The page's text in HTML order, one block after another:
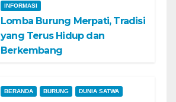
INFORMASI
Lomba Burung Merpati, Tradisi
yang Terus Hidup dan
Berkembang
BERANDA BURUNG DUNIA SATWA